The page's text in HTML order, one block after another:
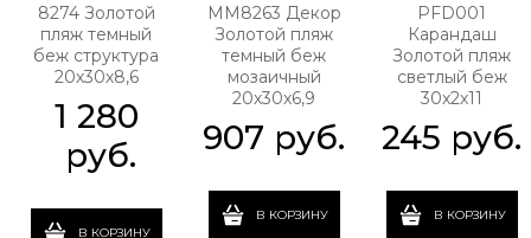
8274 Золотой
пляж темный
беж структура
20х30х8,6
1 280
руб.
В КОРЗИНУ
MM8263 Декор
Золотой пляж
темный беж
мозаичный
20х30х6,9
907 руб.
В КОРЗИНУ
PFD001
Карандаш
Золотой пляж
светлый беж
30х2х11
245 руб.
В КОРЗИНУ